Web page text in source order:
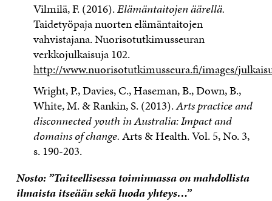
Vilmilä, F. (2016).Elämäntaitojen äärellä.
Taidetyöpaja nuorten elämäntaitojen
vahvistajana. Nuorisotutkimusseuran
verkkojulkaisuja 102.
http://www.nuorisotutkimusseura.fi/images/
Wright, P., Davies, C., Haseman, B., Down, B.,
White, M. & Rankin, S. (2013).Arts practice and
disconnected youth in Australia: Impact and
domains of change.Arts & Health. Vol. 5, No. 3,
s. 190-203.
Nosto: ”Taiteellisessa toiminnassa on mahdollista
ilmaista itseään sekä luoda yhteys…”